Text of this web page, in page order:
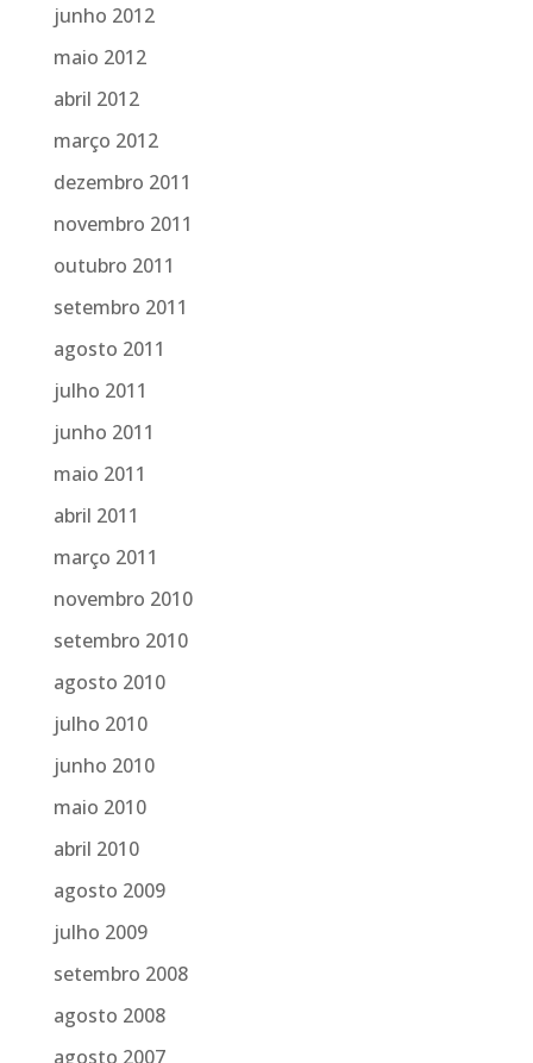
junho 2012
maio 2012
abril 2012
março 2012
dezembro 2011
novembro 2011
outubro 2011
setembro 2011
agosto 2011
julho 2011
junho 2011
maio 2011
abril 2011
março 2011
novembro 2010
setembro 2010
agosto 2010
julho 2010
junho 2010
maio 2010
abril 2010
agosto 2009
julho 2009
setembro 2008
agosto 2008
agosto 2007